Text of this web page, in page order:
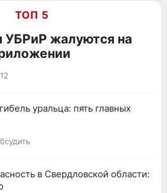
ТОП 5
УБРиР жалуются на
12
уральца: пять главных
в Свердловской области: